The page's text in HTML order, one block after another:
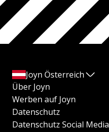
Joyn Österreich
Über Joyn
Werben auf Joyn
Datenschutz
Datenschutz Social Media